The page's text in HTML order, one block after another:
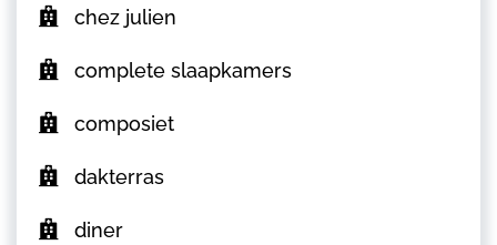
chez julien
complete slaapkamers
composiet
dakterras
diner